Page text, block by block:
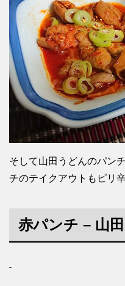
そして山田うどんのパン
チのテイクアウトもピリ
赤パンチ – 山